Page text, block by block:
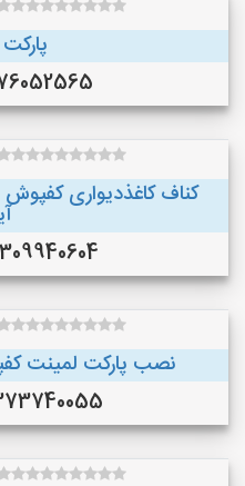
09176052565
کناف کاغذدیواری
09309940604
نصب پارکت لمینت
09373740055